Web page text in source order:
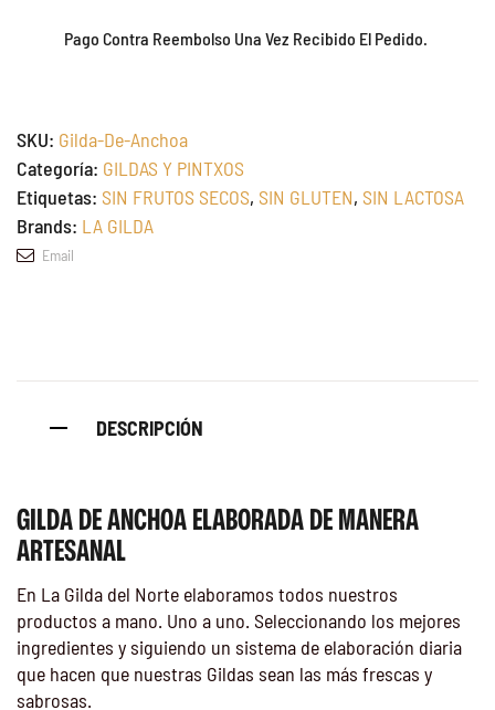
Pago Contra Reembolso Una Vez Recibido El Pedido.
SKU: Gilda-De-Anchoa
Categoría: GILDAS Y PINTXOS
Etiquetas: SIN FRUTOS SECOS, SIN GLUTEN, SIN LACTOSA
Brands: LA GILDA
Email
DESCRIPCIÓN
GILDA DE ANCHOA ELABORADA DE MANERA
ARTESANAL
En La Gilda del Norte elaboramos todos nuestros
productos a mano. Uno a uno. Seleccionando los mejores
ingredientes y siguiendo un sistema de elaboración diaria
que hacen que nuestras Gildas sean las más frescas y
sabrosas.